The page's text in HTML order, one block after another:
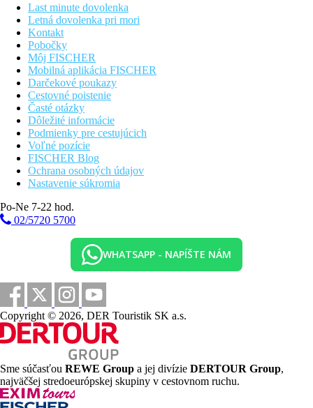
Last minute dovolenka
Letná dovolenka pri mori
Kontakt
Pobočky
Môj FISCHER
Mobilná aplikácia FISCHER
Darčekové poukazy
Cestovné poistenie
Časté otázky
Dôležité informácie
Podmienky pre cestujúcich
Voľné pozície
FISCHER Blog
Ochrana osobných údajov
Nastavenie súkromia
Po-Ne 7-22 hod.
02/5720 5700
WHATSAPP - NAPÍŠTE NÁM
Copyright © 2026, DER Touristik SK a.s.
Sme súčasťou REWE Group a jej divízie DERTOUR Group,
najväčšej stredoeurópskej skupiny v cestovnom ruchu.